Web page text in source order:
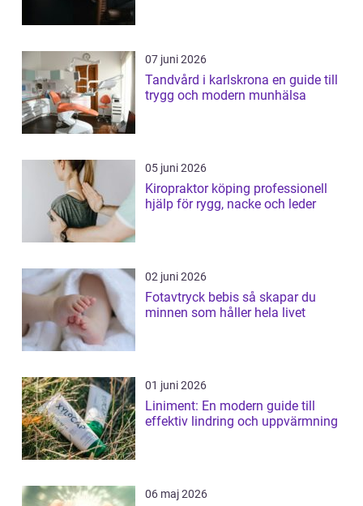
07 juni 2026
Tandvård i karlskrona en guide till
trygg och modern munhälsa
05 juni 2026
Kiropraktor köping professionell
hjälp för rygg, nacke och leder
02 juni 2026
Fotavtryck bebis så skapar du
minnen som håller hela livet
01 juni 2026
Liniment: En modern guide till
effektiv lindring och uppvärmning
06 maj 2026